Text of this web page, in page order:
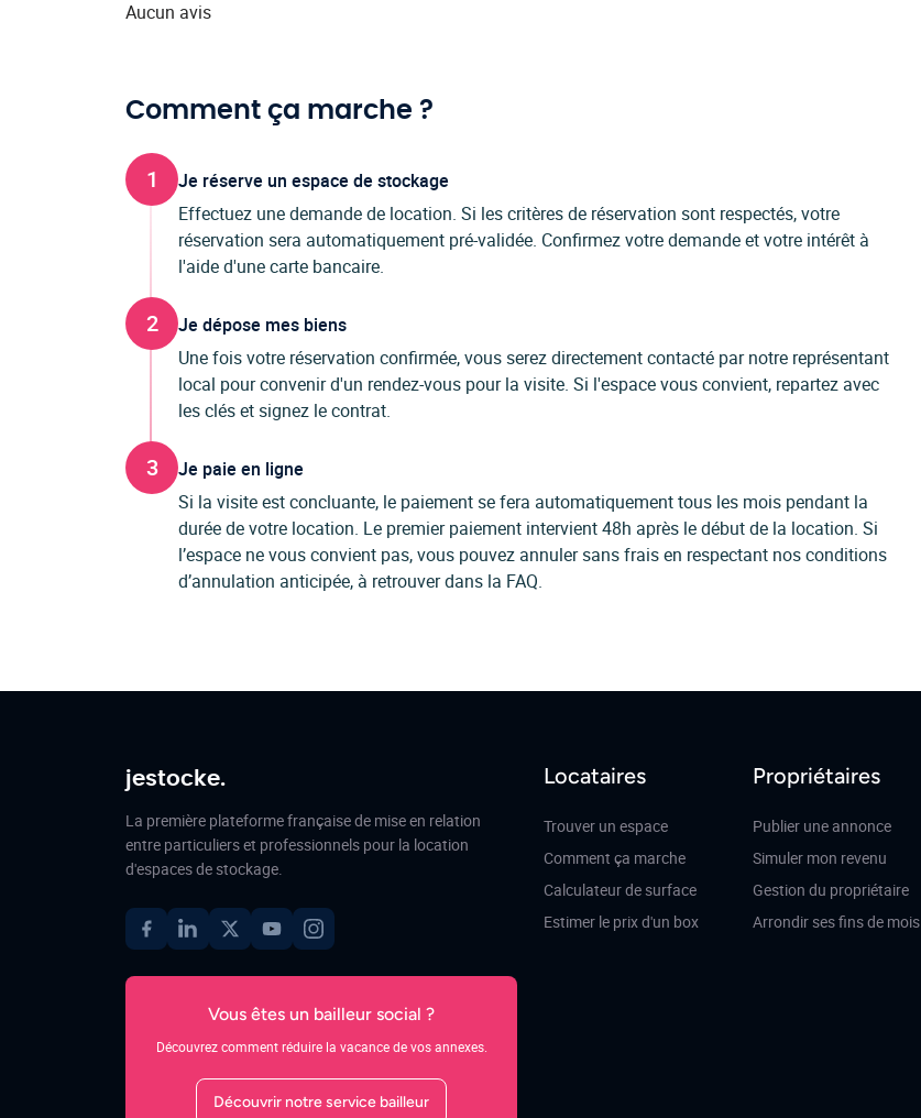
Aucun avis
Comment ça marche ?
1
Je réserve un espace de stockage
Effectuez une demande de location. Si les critères de réservation sont respectés, votre
réservation sera automatiquement pré-validée. Confirmez votre demande et votre intérêt à
l'aide d'une carte bancaire.
2
Je dépose mes biens
Une fois votre réservation confirmée, vous serez directement contacté par notre représentant
local pour convenir d'un rendez-vous pour la visite. Si l'espace vous convient, repartez avec
les clés et signez le contrat.
3
Je paie en ligne
Si la visite est concluante, le paiement se fera automatiquement tous les mois pendant la
durée de votre location. Le premier paiement intervient 48h après le début de la location. Si
l’espace ne vous convient pas, vous pouvez annuler sans frais en respectant nos conditions
d’annulation anticipée, à retrouver dans la FAQ.
jestocke.
La première plateforme française de mise en relation
entre particuliers et professionnels pour la location
d'espaces de stockage.
Vous êtes un bailleur social ?
Découvrez comment réduire la vacance de vos annexes.
Découvrir notre service bailleur
Locataires
Trouver un espace
Comment ça marche
Calculateur de surface
Estimer le prix d'un box
Propriétaires
Publier une annonce
Simuler mon revenu
Gestion du propriétaire
Arrondir ses fins de mois